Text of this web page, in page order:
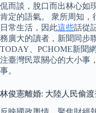
侃而談，脫口而出林心如
肯定的語氣。 衆所周知，
日常生活，因此這些話從
務廣大的讀者，新聞同步
TODAY、PCHOME新聞
注臺灣民眾關心的大小事
事。
林俊憲離婚: 大陸人民偷